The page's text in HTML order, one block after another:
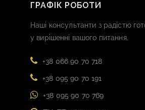
ГРАФІК РОБОТИ
Наші консультанти з радістю
у вирішенні вашого питання.
+38 066 90 70 718
+38 095 90 70 191
+38 095 90 70 769